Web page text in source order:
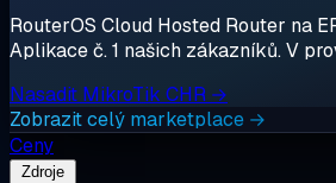
RouterOS Cloud Hosted Router na
Aplikace č. 1 našich zákazníků. V
Nasadit MikroTik CHR →
Zobrazit celý marketplace →
Ceny